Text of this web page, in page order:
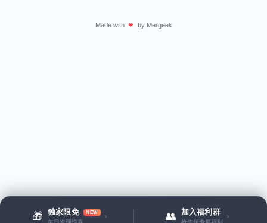
🎁 独家限免 NEW › 👥 加入福利群 ›
Made with ❤ by Mergeek